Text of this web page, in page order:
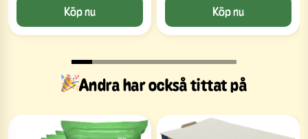
Köp nu Köp nu
Andra har också tittat på